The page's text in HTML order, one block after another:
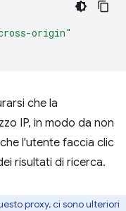
origin"
che la
IP, in modo da non
l'utente faccia clic
risultati di ricerca.
proxy, ci sono ulteriori